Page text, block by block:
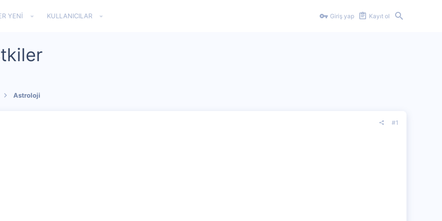
YENI KULLANICILAR Giriş yap Kayıt ol
Astroloji
#1